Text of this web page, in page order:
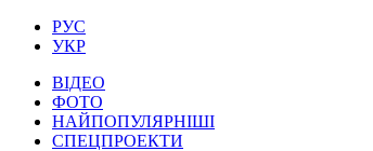
РУС
УКР
ВІДЕО
ФОТО
НАЙПОПУЛЯРНІШІ
СПЕЦПРОЕКТИ